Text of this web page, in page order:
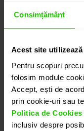
Consimțământ
Acest site
Pentru scopuri
folosim module
Accept, ești de
prin cookie-uri sau
Politica de Cookies
inclusiv despre